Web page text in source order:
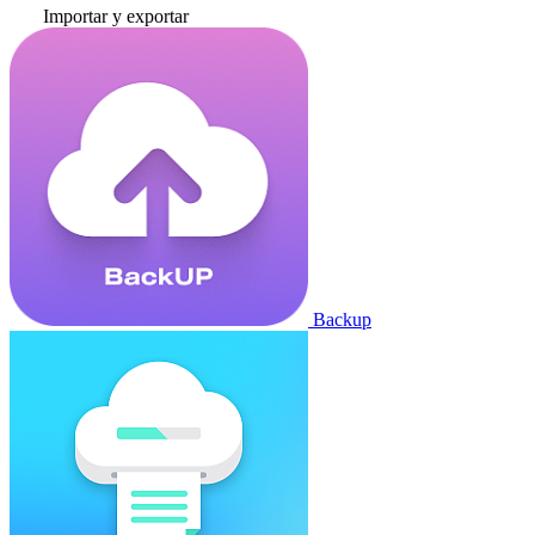
Importar y exportar
Backup